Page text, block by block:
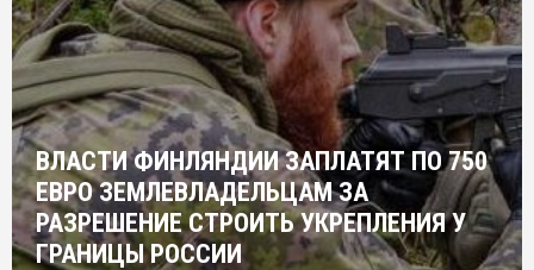
ВЛАСТИ ФИНЛЯНДИИ ЗАПЛАТЯТ ПО 750
ЕВРО ЗЕМЛЕВЛАДЕЛЬЦАМ ЗА
РАЗРЕШЕНИЕ СТРОИТЬ УКРЕПЛЕНИЯ У
ГРАНИЦЫ РОССИИ